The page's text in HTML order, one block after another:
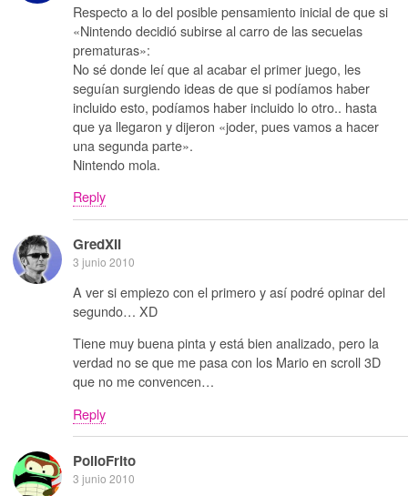
Respecto a lo del posible pensamiento inicial de que si
«Nintendo decidió subirse al carro de las secuelas
prematuras»:
No sé donde leí que al acabar el primer juego, les
seguían surgiendo ideas de que si podíamos haber
incluido esto, podíamos haber incluido lo otro.. hasta
que ya llegaron y dijeron «joder, pues vamos a hacer
una segunda parte».
Nintendo mola.
Reply
GredXII
3 junio 2010
A ver si empiezo con el primero y así podré opinar del
segundo… XD
Tiene muy buena pinta y está bien analizado, pero la
verdad no se que me pasa con los Mario en scroll 3D
que no me convencen…
Reply
PolloFrito
3 junio 2010